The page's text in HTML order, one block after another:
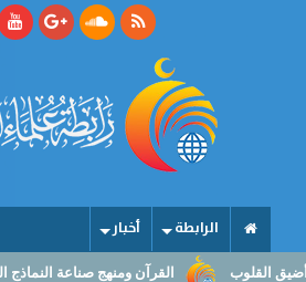
الرابطة أخبار
القرآن ومنهج صناعة النماذج الحضارية